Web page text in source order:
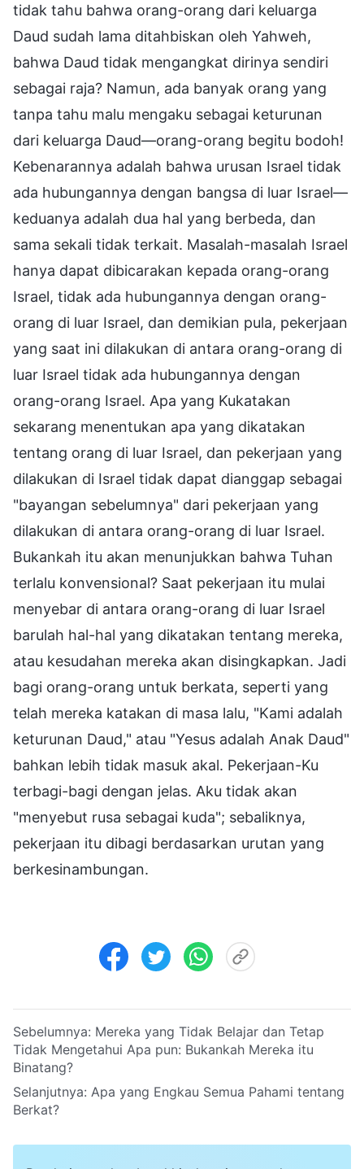
tidak tahu bahwa orang-orang dari keluarga
Daud sudah lama ditahbiskan oleh Yahweh,
bahwa Daud tidak mengangkat dirinya sendiri
sebagai raja? Namun, ada banyak orang yang
tanpa tahu malu mengaku sebagai keturunan
dari keluarga Daud—orang-orang begitu bodoh!
Kebenarannya adalah bahwa urusan Israel tidak
ada hubungannya dengan bangsa di luar Israel—
keduanya adalah dua hal yang berbeda, dan
sama sekali tidak terkait. Masalah-masalah Israel
hanya dapat dibicarakan kepada orang-orang
Israel, tidak ada hubungannya dengan orang-
orang di luar Israel, dan demikian pula, pekerjaan
yang saat ini dilakukan di antara orang-orang di
luar Israel tidak ada hubungannya dengan
orang-orang Israel. Apa yang Kukatakan
sekarang menentukan apa yang dikatakan
tentang orang di luar Israel, dan pekerjaan yang
dilakukan di Israel tidak dapat dianggap sebagai
"bayangan sebelumnya" dari pekerjaan yang
dilakukan di antara orang-orang di luar Israel.
Bukankah itu akan menunjukkan bahwa Tuhan
terlalu konvensional? Saat pekerjaan itu mulai
menyebar di antara orang-orang di luar Israel
barulah hal-hal yang dikatakan tentang mereka,
atau kesudahan mereka akan disingkapkan. Jadi
bagi orang-orang untuk berkata, seperti yang
telah mereka katakan di masa lalu, "Kami adalah
keturunan Daud," atau "Yesus adalah Anak Daud"
bahkan lebih tidak masuk akal. Pekerjaan-Ku
terbagi-bagi dengan jelas. Aku tidak akan
"menyebut rusa sebagai kuda"; sebaliknya,
pekerjaan itu dibagi berdasarkan urutan yang
berkesinambungan.
Sebelumnya: Mereka yang Tidak Belajar dan Tetap
Tidak Mengetahui Apa pun: Bukankah Mereka itu
Binatang?
Selanjutnya: Apa yang Engkau Semua Pahami tentang
Berkat?